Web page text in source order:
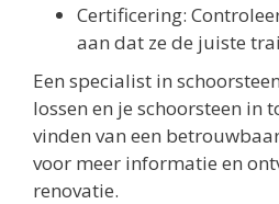
Certificering:
aan dat ze de juiste
Een specialist in
lossen en je schoorsteen in
vinden van een
voor meer informatie en
renovatie.